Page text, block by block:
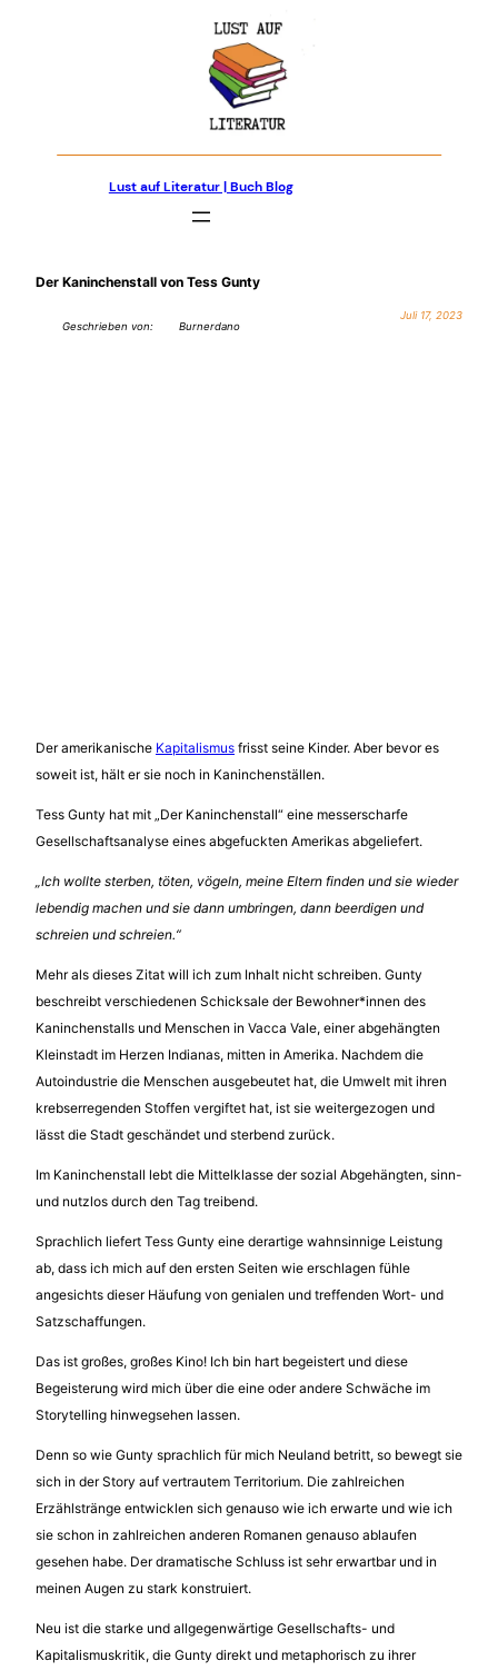
Lust auf Literatur | Buch Blog
Der Kaninchenstall von Tess Gunty
Geschrieben von: Burnerdano
Juli 17, 2023
Der amerikanische Kapitalismus frisst seine Kinder. Aber bevor es
soweit ist, hält er sie noch in Kaninchenställen.
Tess Gunty hat mit „Der Kaninchenstall“ eine messerscharfe
Gesellschaftsanalyse eines abgefuckten Amerikas abgeliefert.
„Ich wollte sterben, töten, vögeln, meine Eltern finden und sie wieder
lebendig machen und sie dann umbringen, dann beerdigen und
schreien und schreien.“
Mehr als dieses Zitat will ich zum Inhalt nicht schreiben. Gunty
beschreibt verschiedenen Schicksale der Bewohner*innen des
Kaninchenstalls und Menschen in Vacca Vale, einer abgehängten
Kleinstadt im Herzen Indianas, mitten in Amerika. Nachdem die
Autoindustrie die Menschen ausgebeutet hat, die Umwelt mit ihren
krebserregenden Stoffen vergiftet hat, ist sie weitergezogen und
lässt die Stadt geschändet und sterbend zurück.
Im Kaninchenstall lebt die Mittelklasse der sozial Abgehängten, sinn-
und nutzlos durch den Tag treibend.
Sprachlich liefert Tess Gunty eine derartige wahnsinnige Leistung
ab, dass ich mich auf den ersten Seiten wie erschlagen fühle
angesichts dieser Häufung von genialen und treffenden Wort- und
Satzschaffungen.
Das ist großes, großes Kino! Ich bin hart begeistert und diese
Begeisterung wird mich über die eine oder andere Schwäche im
Storytelling hinwegsehen lassen.
Denn so wie Gunty sprachlich für mich Neuland betritt, so bewegt sie
sich in der Story auf vertrautem Territorium. Die zahlreichen
Erzählstränge entwicklen sich genauso wie ich erwarte und wie ich
sie schon in zahlreichen anderen Romanen genauso ablaufen
gesehen habe. Der dramatische Schluss ist sehr erwartbar und in
meinen Augen zu stark konstruiert.
Neu ist die starke und allgegenwärtige Gesellschafts- und
Kapitalismuskritik, die Gunty direkt und metaphorisch zu ihrer